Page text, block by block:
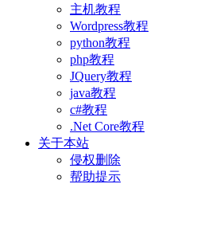
主机教程
Wordpress教程
python教程
php教程
JQuery教程
java教程
c#教程
.Net Core教程
关于本站
侵权删除
帮助提示